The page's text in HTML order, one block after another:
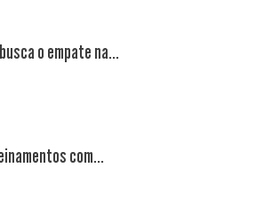
o empate na...
com...